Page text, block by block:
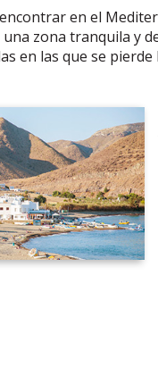
en el
zona tranquila y
en las que se